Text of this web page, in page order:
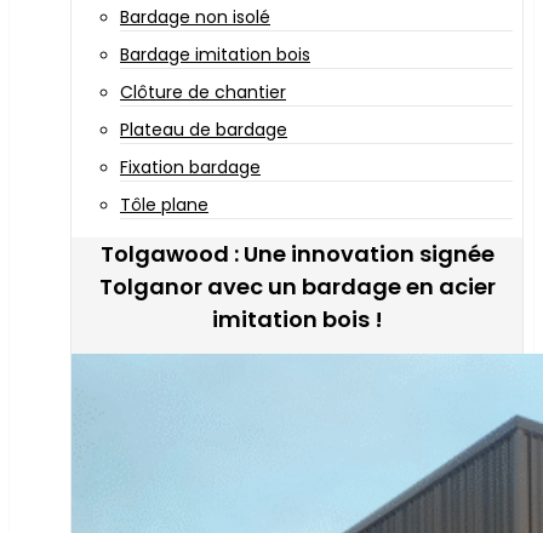
Bardage non isolé
Bardage imitation bois
Clôture de chantier
Plateau de bardage
Fixation bardage
Tôle plane
Tolgawood : Une innovation signée
Tolganor avec un bardage en acier
imitation bois !